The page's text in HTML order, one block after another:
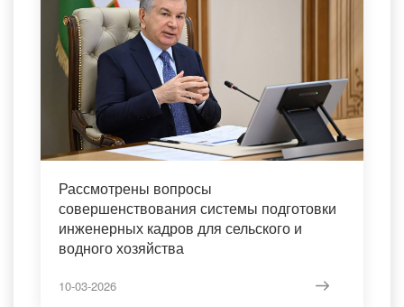
Рассмотрены вопросы
совершенствования системы подготовки
инженерных кадров для сельского и
водного хозяйства
10-03-2026